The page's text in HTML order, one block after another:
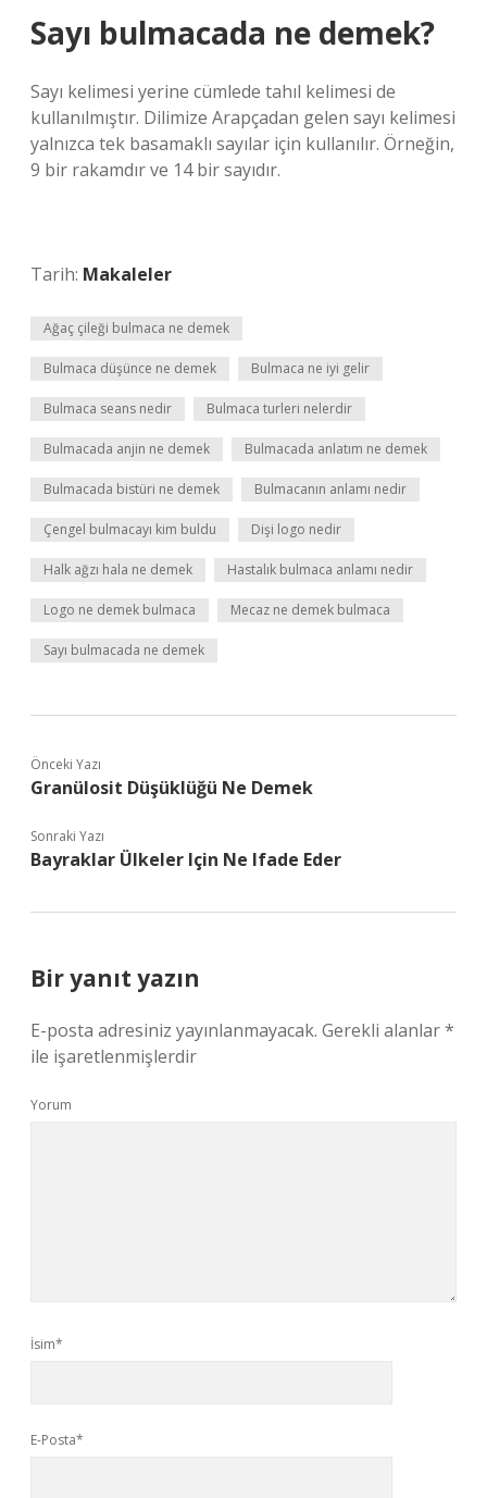
Sayı bulmacada ne demek?
Sayı kelimesi yerine cümlede tahıl kelimesi de
kullanılmıştır. Dilimize Arapçadan gelen sayı kelimesi
yalnızca tek basamaklı sayılar için kullanılır. Örneğin,
9 bir rakamdır ve 14 bir sayıdır.
Tarih: Makaleler
Ağaç çileği bulmaca ne demek
Bulmaca düşünce ne demek Bulmaca ne iyi gelir
Bulmaca seans nedir Bulmaca turleri nelerdir
Bulmacada anjin ne demek Bulmacada anlatım ne demek
Bulmacada bistüri ne demek Bulmacanın anlamı nedir
Çengel bulmacayı kim buldu Dişi logo nedir
Halk ağzı hala ne demek Hastalık bulmaca anlamı nedir
Logo ne demek bulmaca Mecaz ne demek bulmaca
Sayı bulmacada ne demek
Önceki Yazı
Granülosit Düşüklüğü Ne Demek
Sonraki Yazı
Bayraklar Ülkeler Için Ne Ifade Eder
Bir yanıt yazın
E-posta adresiniz yayınlanmayacak. Gerekli alanlar*
ile işaretlenmişlerdir
Yorum
İsim*
E-Posta*